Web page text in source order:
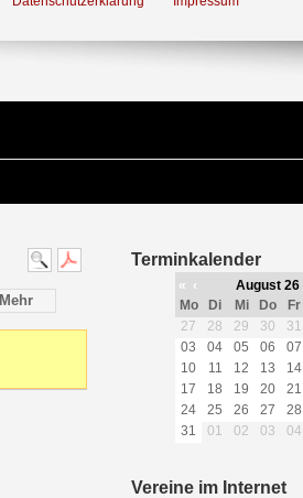
Mehr
Terminkalender
« ‹ August 26
Mo
Di Mi Do Fr
27
28 29 30 31
03
04 05 06 07
10
11 12 13 14
17
18 19 20 21
24
25 26 27 28
31
01 02 03 04
Vereine im Internet